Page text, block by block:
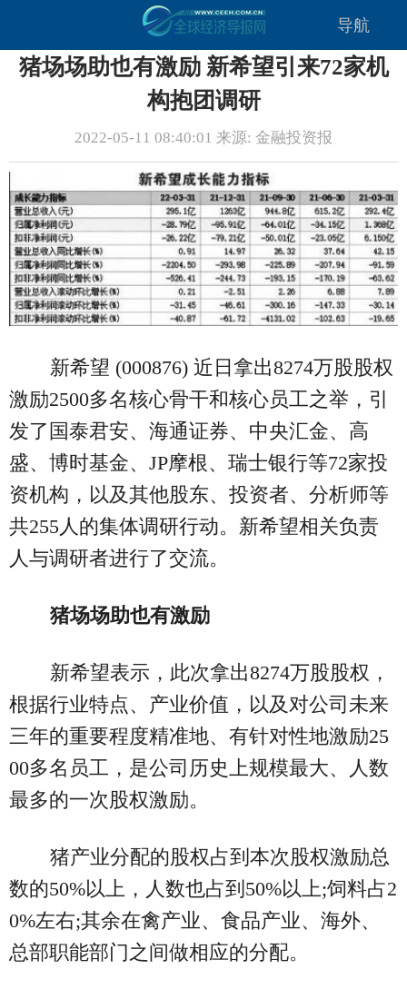
导航
猪场场助也有激励 新希望引来72家机
构抱团调研
2022-05-11 08:40:01 来源: 金融投资报
新希望 (000876) 近日拿出8274万股股权
激励2500多名核心骨干和核心员工之举，引
发了国泰君安、海通证券、中央汇金、高
盛、博时基金、JP摩根、瑞士银行等72家投
资机构，以及其他股东、投资者、分析师等
共255人的集体调研行动。新希望相关负责
人与调研者进行了交流。
猪场场助也有激励
新希望表示，此次拿出8274万股股权，
根据行业特点、产业价值，以及对公司未来
三年的重要程度精准地、有针对性地激励25
00多名员工，是公司历史上规模最大、人数
最多的一次股权激励。
猪产业分配的股权占到本次股权激励总
数的50%以上，人数也占到50%以上;饲料占2
0%左右;其余在禽产业、食品产业、海外、
总部职能部门之间做相应的分配。